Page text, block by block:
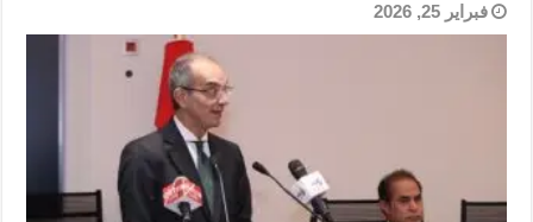
فبراير 25, 2026